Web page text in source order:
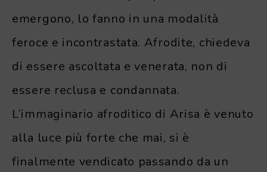
emergono, lo fanno in una modalità
feroce e incontrastata. Afrodite, chiedeva
di essere ascoltata e venerata, non di
essere reclusa e condannata.
L’immaginario afroditico di Arisa è venuto
alla luce più forte che mai, si è
finalmente vendicato passando da un